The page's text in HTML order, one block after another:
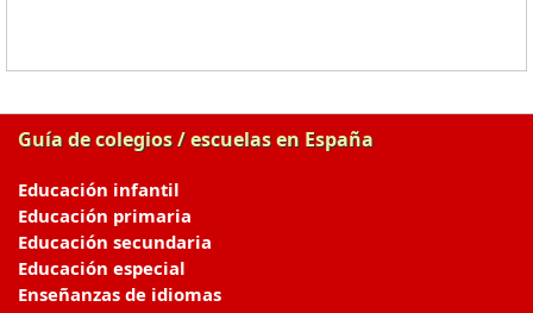
Guía de colegios / escuelas en España
Educación infantil
Educación primaria
Educación secundaria
Educación especial
Enseñanzas de idiomas